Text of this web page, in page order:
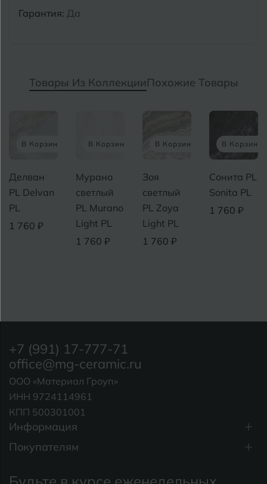
Гарантия: Да
Товары Из КоллекцииПохожие Товары
В Корзину
Делван
PL Delvan
PL
1 760 ₽
В Корзину
Мурано
светлый
PL Murano
Light PL
1 760 ₽
В Корзину
Зоя
светлый
PL Zoya
Light PL
1 760 ₽
В Корзину
Сонита PL
Sonita PL
1 760 ₽
Информация
Покупателям
+7 (991) 17-777-71
office@mg-ceramic.ru
ООО «Материал Гроуп»
ИНН 9724114961
КПП 500301001